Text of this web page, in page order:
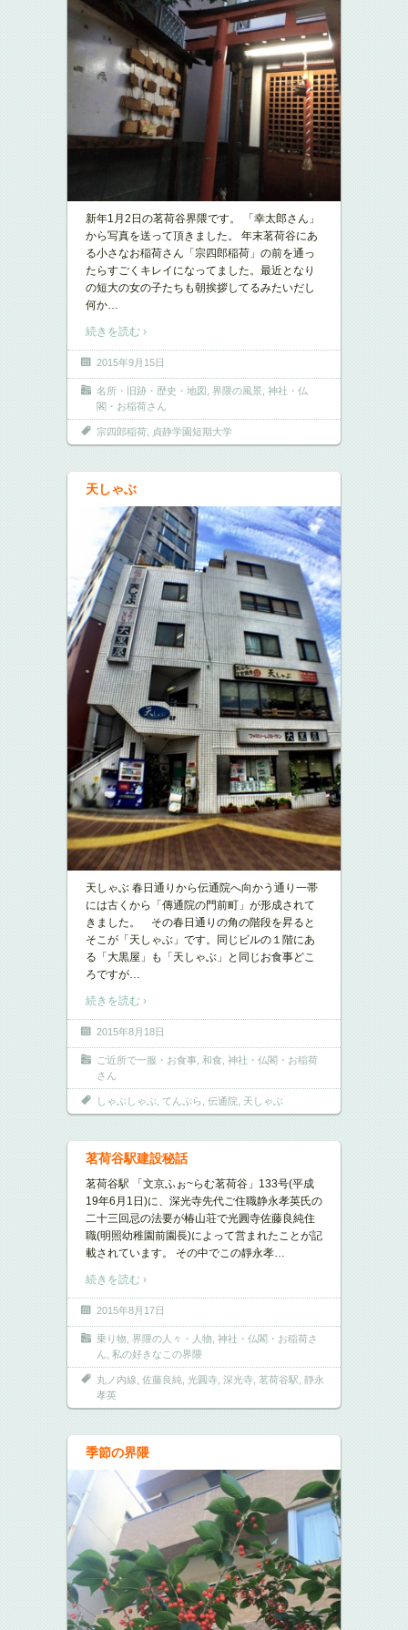
新年1月2日の茗荷谷界隈です。 「幸太郎さん」
から写真を送って頂きました。 年末茗荷谷にあ
る小さなお稲荷さん「宗四郎稲荷」の前を通っ
たらすごくキレイになってました。最近となり
の短大の女の子たちも朝挨拶してるみたいだし
何か
続きを読む ›
2015年9月15日
名所・旧跡・歴史・地図 界隈の風景 神社・仏
閣・お稲荷さん
宗四郎稲荷 貞静学園短期大学
天しゃぶ
天しゃぶ 春日通りから伝通院へ向かう通り一帯
には古くから「傳通院の門前町」が形成されて
きました。 その春日通りの角の階段を昇ると
そこが「天しゃぶ」です。同じビルの１階にあ
る「大黒屋」も「天しゃぶ」と同じお食事どこ
ろですが
続きを読む ›
2015年8月18日
ご近所で一服・お食事 和食 神社・仏閣・お稲荷
さん
しゃぶしゃぶ てんぷら 伝通院 天しゃぶ
茗荷谷駅建設秘話
茗荷谷駅 「文京ふぉ~らむ茗荷谷」133号(平成
19年6月1日)に、深光寺先代ご住職静永孝英氏の
二十三回忌の法要が椿山荘で光圓寺佐藤良純住
職(明照幼稚園前園長)によって営まれたことが記
載されています。 その中でこの靜永孝
続きを読む ›
2015年8月17日
乗り物 界隈の人々・人物 神社・仏閣・お稲荷さ
ん
私の好きなこの界隈
丸ノ内線 佐藤良純 光圓寺 深光寺 茗荷谷駅 靜永
孝英
季節の界隈